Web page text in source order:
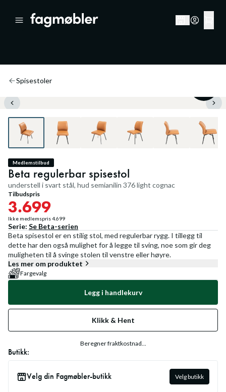
Spisestoler
Medlemstilbud
Beta regulerbar spisestol
understell i svart stål, hud semianilin 376 light cognac
Tilbudspris
3.699
Ikke medlemspris4.699
Serie: Se Beta-serien
Beta spisestol er en stilig stol, med regulerbar rygg. I tillegg til
dette har den også mulighet for å legge til sving, noe som gir deg
muligheten til å svinge stolen til venstre eller høyre.
Les mer om produktet
Fargevalg
Legg i handlekurv
Klikk & Hent
Beregner fraktkostnad...
Butikk:
Velg din Fagmøbler-butikk Velg butikk